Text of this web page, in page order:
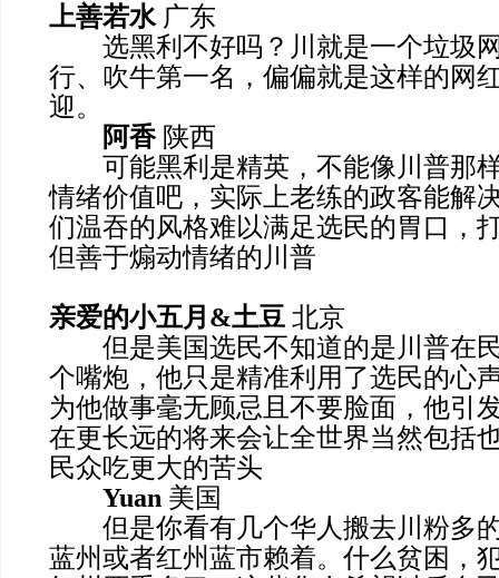
上善若水广东
选黑利不好吗？川就是一个垃圾
行、吹牛第一名，偏偏就是这样的网
迎。
阿香 陕西
可能黑利是精英，不能像川普那
情绪价值吧，实际上老练的政客能解
们温吞的风格难以满足选民的胃口，
但善于煽动情绪的川普
亲爱的小五月&土豆 北京
但是美国选民不知道的是川普在
个嘴炮，他只是精准利用了选民的心
为他做事毫无顾忌且不要脸面，他引
在更长远的将来会让全世界当然包括
民众吃更大的苦头
Yuan 美国
但是你看有几个华人搬去川粉多
蓝州或者红州蓝市赖着。什么贫困，